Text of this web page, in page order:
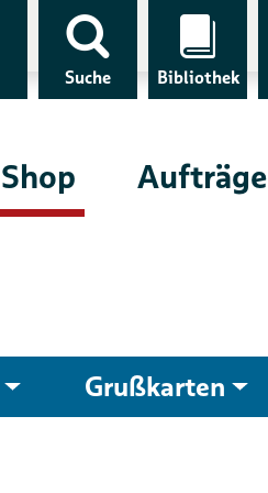
Suche Bibliothek
Shop Aufträge
Grußkarten